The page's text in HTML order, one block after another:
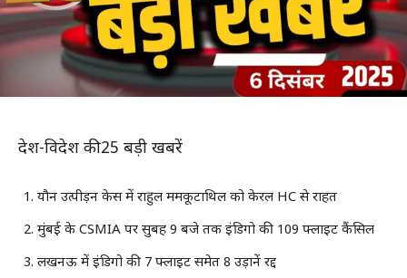
देश-विदेश की 25 बड़ी खबरें
यौन उत्पीड़न केस में राहुल ममकूटाथिल को केरल HC से राहत
मुंबई के CSMIA पर सुबह 9 बजे तक इंडिगो की 109 फ्लाइट कैंसिल
लखनऊ में इंडिगो की 7 फ्लाइट समेत 8 उड़ानें रद्द